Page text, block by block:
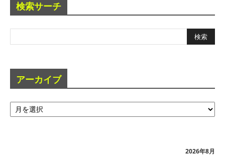
検索サーチ
アーカイブ
ア
ー
2026年8月